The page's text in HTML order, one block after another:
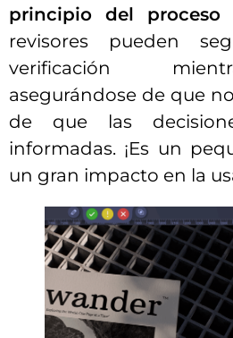
principio del proceso
revisores pueden
verificación
asegurándose de que
de que las
informadas. ¡Es un
un gran impacto en la